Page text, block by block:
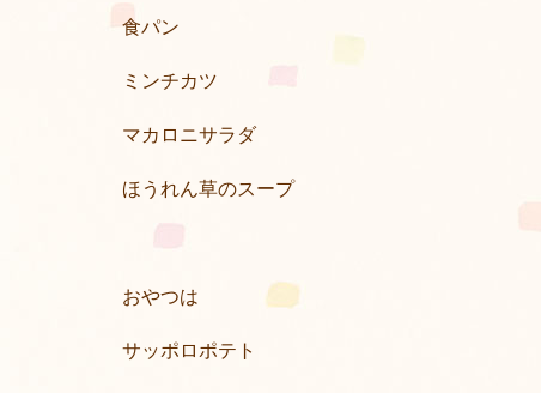
食パン
ミンチカツ
マカロニサラダ
ほうれん草のスープ
おやつは
サッポロポテト